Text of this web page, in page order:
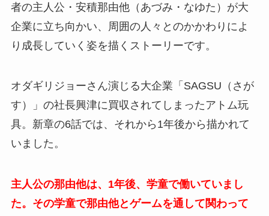
者の主人公・安積那由他（あづみ・なゆた）が大
企業に立ち向かい、周囲の人々とのかかわりによ
り成長していく姿を描くストーリーです。
オダギリジョーさん演じる大企業「SAGSU（さが
す）」の社長興津に買収されてしまったアトム玩
具。新章の6話では、それから1年後から描かれて
いました。
主人公の那由他は、1年後、学童で働いていまし
た。その学童で那由他とゲームを通して関わって